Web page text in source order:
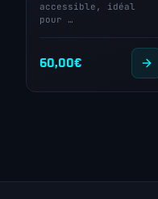
accessible, idéal
pour …
60,00€